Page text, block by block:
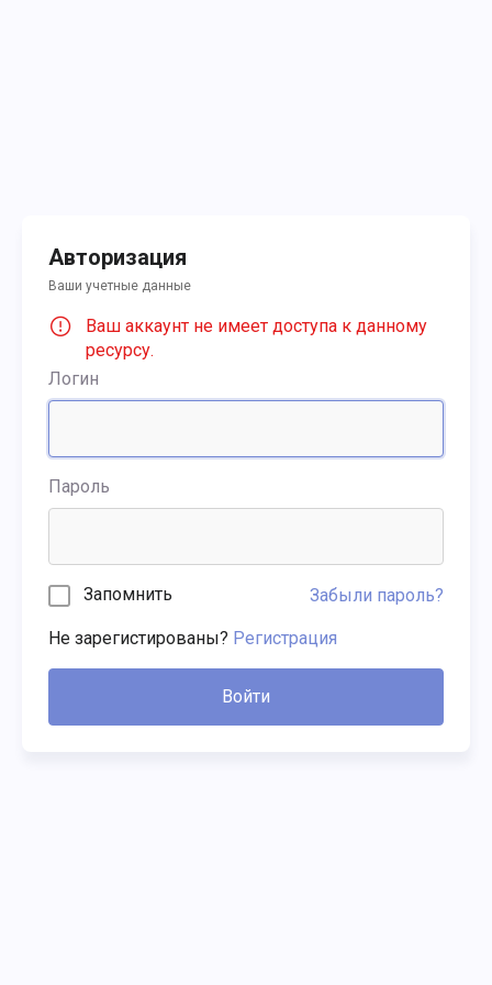
Авторизация
Ваши учетные данные
Ваш аккаунт не имеет доступа к данному
ресурсу.
Логин
Пароль
Запомнить Забыли пароль?
Не зарегистированы? Регистрация